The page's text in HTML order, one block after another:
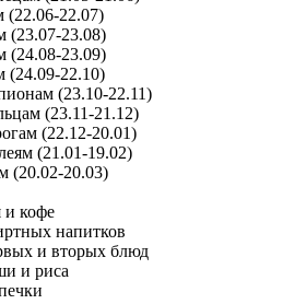
(22.06-22.07)
(23.07-23.08)
(24.08-23.09)
(24.09-22.10)
(23.10-22.11)
(23.11-21.12)
(22.12-20.01)
(21.01-19.02)
(20.02-20.03)
и кофе
напитков
и вторых блюд
и риса